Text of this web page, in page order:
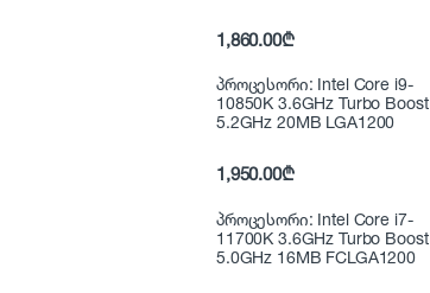
1,860.00₾
პროცესორი: Intel Core i9-
10850K 3.6GHz Turbo Boost
5.2GHz 20MB LGA1200
1,950.00₾
პროცესორი: Intel Core i7-
11700K 3.6GHz Turbo Boost
5.0GHz 16MB FCLGA1200